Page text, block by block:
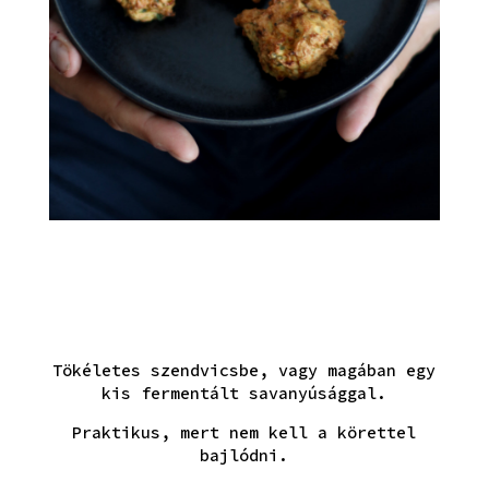
Tökéletes szendvicsbe, vagy magában egy
kis fermentált savanyúsággal.
Praktikus, mert nem kell a körettel
bajlódni.